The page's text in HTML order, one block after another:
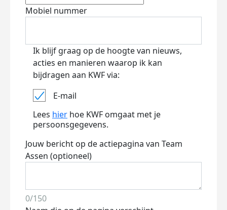
Mobiel nummer
Ik blijf graag op de hoogte van nieuws,
acties en manieren waarop ik kan
bijdragen aan KWF via:
E-mail
Lees hier hoe KWF omgaat met je
persoonsgegevens.
Jouw bericht op de actiepagina van Team
Assen (optioneel)
0/150